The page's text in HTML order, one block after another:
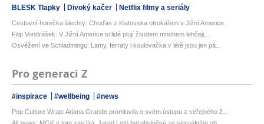
BLESK Tlapky Divoký kačer Netflix filmy a seriály
Cestovní horečka šlechty: Chuďas z Klatovska otrokářem v Jižní Americe
Filip Vondrášek: V Jižní Americe si lidé plují životem mnohem lehčeji,...
Osvěžení ve Schladmingu: Lamy, ferraty i koulovačka v létě jsou jen pá...
Pro generaci Z
#inspirace #wellbeing #news
Pop Culture Wrap: Ariana Grande promluvila o svém ústupu z veřejného ž...